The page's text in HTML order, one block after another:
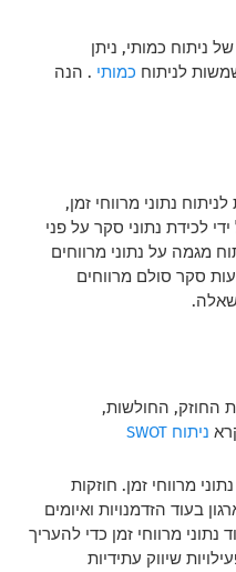
ניתוח כמותי, ניתן
לניתוח כמותי . הנה
נתוני מרווחי זמן,
לכידת נתוני סקר על פני
מגמה על נתוני מרווחים
סקר סולם מרווחים
החוזק, החולשות,
ניתוח SWOT
מרווחי זמן. חוזקות
בעוד הזדמנויות ואיומים
נתוני מרווחי זמן כדי להעריך
שיווק עתידיות